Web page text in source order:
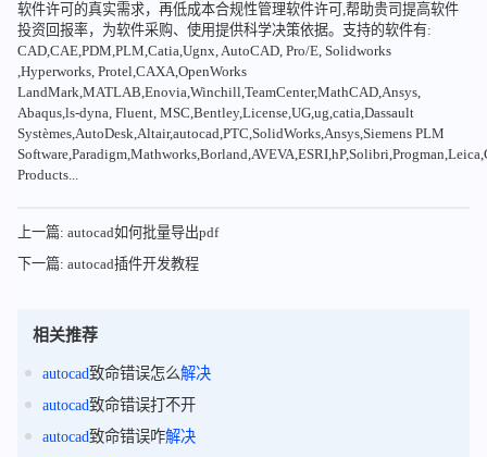
软件许可的真实需求，再低成本合规性管理软件许可,帮助贵司提高软件
投资回报率，为软件采购、使用提供科学决策依据。支持的软件有:
CAD,CAE,PDM,PLM,Catia,Ugnx, AutoCAD, Pro/E, Solidworks
,Hyperworks, Protel,CAXA,OpenWorks
LandMark,MATLAB,Enovia,Winchill,TeamCenter,MathCAD,Ansys,
Abaqus,ls-dyna, Fluent, MSC,Bentley,License,UG,ug,catia,Dassault
Systèmes,AutoDesk,Altair,autocad,PTC,SolidWorks,Ansys,Siemens PLM
Products...
上一篇: autocad如何批量导出pdf
下一篇: autocad插件开发教程
相关推荐
autocad致命错误怎么解决
autocad致命错误打不开
autocad致命错误咋解决